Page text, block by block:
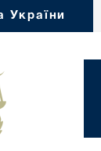
України